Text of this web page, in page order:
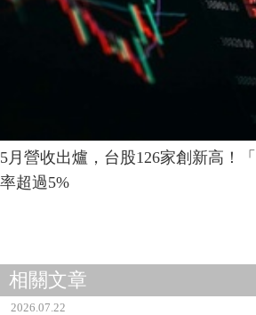
5月營收出爐，台股126家創新高！
率超過5%
相關文章
2026.07.22